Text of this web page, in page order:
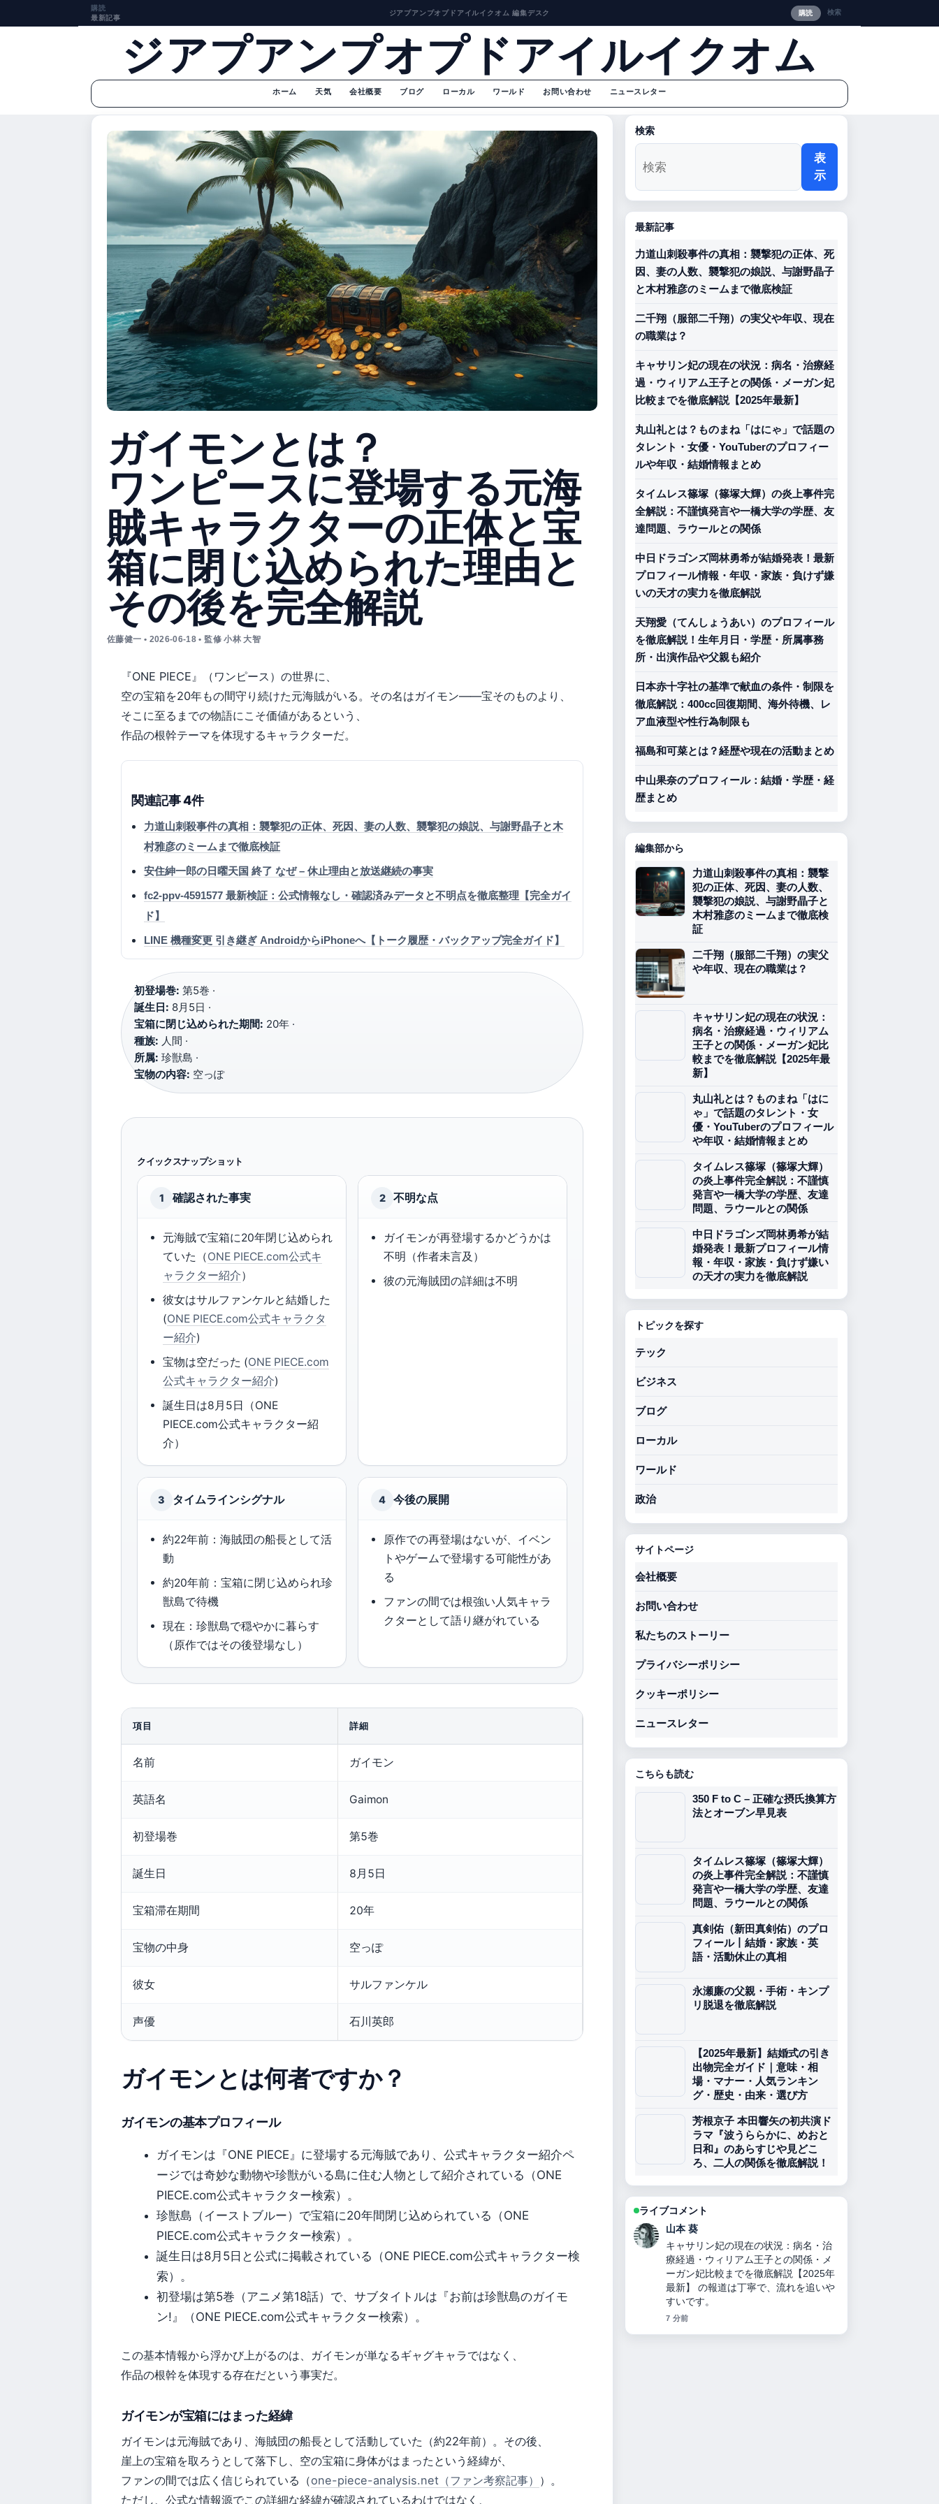
購読
最新記事
ジアプアンプオプドアイルイクオム 編集デスク 購読 検索
ジアプアンプオプドアイルイクオム
ホーム 天気 会社概要 ブログ ローカル ワールド お問い合わせ ニュースレター
ガイモンとは？
ワンピースに登場する元海
賊キャラクターの正体と宝
箱に閉じ込められた理由と
その後を完全解説
佐藤健一 • 2026-06-18 • 監修 小林 大智
『ONE PIECE』（ワンピース）の世界に、
空の宝箱を20年もの間守り続けた元海賊がいる。その名はガイモン——宝そのものより、
そこに至るまでの物語にこそ価値があるという、
作品の根幹テーマを体現するキャラクターだ。
関連記事 4件
力道山刺殺事件の真相：襲撃犯の正体、死因、妻の人数、襲撃犯の娘説、与謝野晶子と木
村雅彦のミームまで徹底検証
安住紳一郎の日曜天国 終了 なぜ – 休止理由と放送継続の事実
fc2-ppv-4591577 最新検証：公式情報なし・確認済みデータと不明点を徹底整理【完全ガイ
ド】
LINE 機種変更 引き継ぎ AndroidからiPhoneへ【トーク履歴・バックアップ完全ガイド】
初登場巻: 第5巻 ·
誕生日: 8月5日 ·
宝箱に閉じ込められた期間: 20年 ·
種族: 人間 ·
所属: 珍獣島 ·
宝物の内容: 空っぽ
クイックスナップショット
1 確認された事実
元海賊で宝箱に20年閉じ込められ
ていた（ONE PIECE.com公式キ
ャラクター紹介）
彼女はサルファンケルと結婚した
(ONE PIECE.com公式キャラクタ
ー紹介)
宝物は空だった (ONE PIECE.com
公式キャラクター紹介)
誕生日は8月5日（ONE
PIECE.com公式キャラクター紹
介）
2 不明な点
ガイモンが再登場するかどうかは
不明（作者未言及）
彼の元海賊団の詳細は不明
3 タイムラインシグナル
約22年前：海賊団の船長として活
動
約20年前：宝箱に閉じ込められ珍
獣島で待機
現在：珍獣島で穏やかに暮らす
（原作ではその後登場なし）
4 今後の展開
原作での再登場はないが、イベン
トやゲームで登場する可能性があ
る
ファンの間では根強い人気キャラ
クターとして語り継がれている
項目 詳細
名前 ガイモン
英語名 Gaimon
初登場巻 第5巻
誕生日 8月5日
宝箱滞在期間 20年
宝物の中身 空っぽ
彼女 サルファンケル
声優 石川英郎
ガイモンとは何者ですか？
ガイモンの基本プロフィール
ガイモンは『ONE PIECE』に登場する元海賊であり、公式キャラクター紹介ペ
ージでは奇妙な動物や珍獣がいる島に住む人物として紹介されている（ONE
PIECE.com公式キャラクター検索）。
珍獣島（イーストブルー）で宝箱に20年間閉じ込められている（ONE
PIECE.com公式キャラクター検索）。
誕生日は8月5日と公式に掲載されている（ONE PIECE.com公式キャラクター検
索）。
初登場は第5巻（アニメ第18話）で、サブタイトルは『お前は珍獣島のガイモ
ン!』（ONE PIECE.com公式キャラクター検索）。
この基本情報から浮かび上がるのは、ガイモンが単なるギャグキャラではなく、
作品の根幹を体現する存在だという事実だ。
ガイモンが宝箱にはまった経緯
ガイモンは元海賊であり、海賊団の船長として活動していた（約22年前）。その後、
崖上の宝箱を取ろうとして落下し、空の宝箱に身体がはまったという経緯が、
ファンの間では広く信じられている（one-piece-analysis.net（ファン考察記事） ）。
ただし、公式な情報源でこの詳細な経緯が確認されているわけではなく、
検索
表
示
最新記事
力道山刺殺事件の真相：襲撃犯の正体、死
因、妻の人数、襲撃犯の娘説、与謝野晶子
と木村雅彦のミームまで徹底検証
二千翔（服部二千翔）の実父や年収、現在
の職業は？
キャサリン妃の現在の状況：病名・治療経
過・ウィリアム王子との関係・メーガン妃
比較までを徹底解説【2025年最新】
丸山礼とは？ものまね「はにゃ」で話題の
タレント・女優・YouTuberのプロフィー
ルや年収・結婚情報まとめ
タイムレス篠塚（篠塚大輝）の炎上事件完
全解説：不謹慎発言や一橋大学の学歴、友
達問題、ラウールとの関係
中日ドラゴンズ岡林勇希が結婚発表！最新
プロフィール情報・年収・家族・負けず嫌
いの天才の実力を徹底解説
天翔愛（てんしょうあい）のプロフィール
を徹底解説！生年月日・学歴・所属事務
所・出演作品や父親も紹介
日本赤十字社の基準で献血の条件・制限を
徹底解説：400cc回復期間、海外待機、レ
ア血液型や性行為制限も
福島和可菜とは？経歴や現在の活動まとめ
中山果奈のプロフィール：結婚・学歴・経
歴まとめ
編集部から
力道山刺殺事件の真相：襲撃
犯の正体、死因、妻の人数、
襲撃犯の娘説、与謝野晶子と
木村雅彦のミームまで徹底検
証
二千翔（服部二千翔）の実父
や年収、現在の職業は？
キャサリン妃の現在の状況：
病名・治療経過・ウィリアム
王子との関係・メーガン妃比
較までを徹底解説【2025年最
新】
丸山礼とは？ものまね「はに
ゃ」で話題のタレント・女
優・YouTuberのプロフィール
や年収・結婚情報まとめ
タイムレス篠塚（篠塚大輝）
の炎上事件完全解説：不謹慎
発言や一橋大学の学歴、友達
問題、ラウールとの関係
中日ドラゴンズ岡林勇希が結
婚発表！最新プロフィール情
報・年収・家族・負けず嫌い
の天才の実力を徹底解説
トピックを探す
テック
ビジネス
ブログ
ローカル
ワールド
政治
サイトページ
会社概要
お問い合わせ
私たちのストーリー
プライバシーポリシー
クッキーポリシー
ニュースレター
こちらも読む
350 F to C – 正確な摂氏換算方
法とオーブン早見表
タイムレス篠塚（篠塚大輝）
の炎上事件完全解説：不謹慎
発言や一橋大学の学歴、友達
問題、ラウールとの関係
真剣佑（新田真剣佑）のプロ
フィール丨結婚・家族・英
語・活動休止の真相
永瀬廉の父親・手術・キンプ
リ脱退を徹底解説
【2025年最新】結婚式の引き
出物完全ガイド｜意味・相
場・マナー・人気ランキン
グ・歴史・由来・選び方
芳根京子 本田響矢の初共演ド
ラマ『波うららかに、めおと
日和』のあらすじや見どこ
ろ、二人の関係を徹底解説！
ライブコメント
山本 葵
キャサリン妃の現在の状況：病名・治
療経過・ウィリアム王子との関係・メ
ーガン妃比較までを徹底解説【2025年
最新】 の報道は丁寧で、流れを追いや
すいです。
7 分前